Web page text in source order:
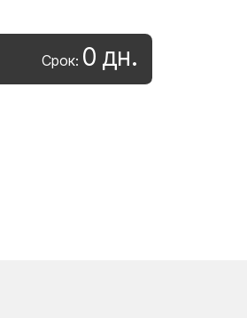
Срок: 0 дн.